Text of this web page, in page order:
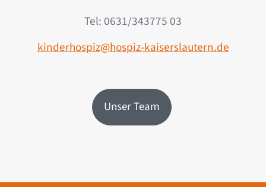
Tel: 0631/343775 03
kinderhospiz@hospiz-kaiserslautern.de
Unser Team